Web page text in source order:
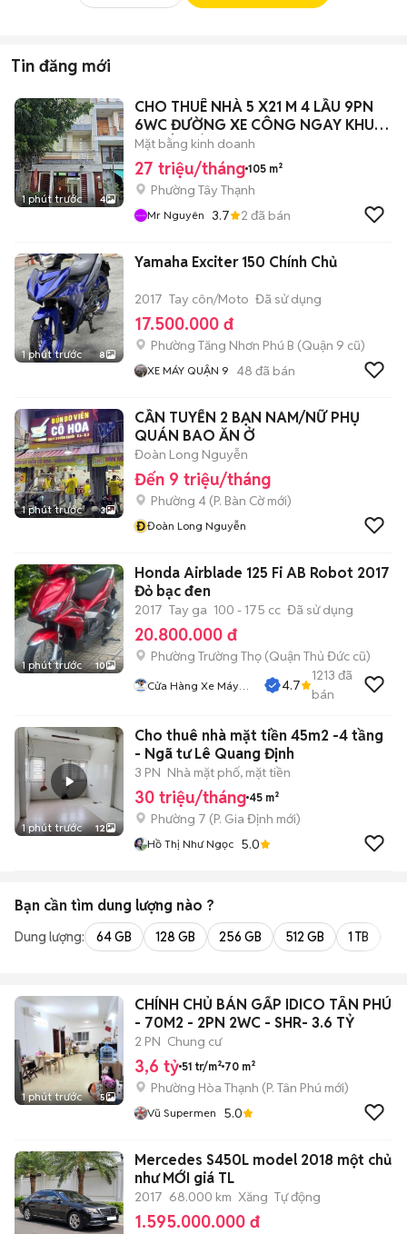
Tin đăng mới
1 phút trước 4
CHO THUÊ NHÀ 5 X21 M 4 LẦU 9PN
6WC ĐƯỜNG XE CÔNG NGAY KHU
CN TÂN BÌNH
Mặt bằng kinh doanh
27 triệu/tháng 105 m²
Phường Tây Thạnh
Mr Nguyên 3.7 2 đã bán
1 phút trước 8
Yamaha Exciter 150 Chính Chủ
2017 Tay côn/Moto Đã sử dụng
17.500.000 đ
Phường Tăng Nhơn Phú B (Quận 9 cũ)
XE MÁY QUẬN 9 48 đã bán
1 phút trước 3
CẦN TUYỂN 2 BẠN NAM/NỮ PHỤ
QUÁN BAO ĂN Ở
Đoàn Long Nguyễn
Đến 9 triệu/tháng
Phường 4 (P. Bàn Cờmới)
ĐĐoàn Long Nguyễn
1 phút trước 10
Honda Airblade 125 Fi AB Robot 2017
Đỏ bạc đen
2017 Tay ga 100 - 175 cc Đã sử dụng
20.800.000 đ
Phường Trường Thọ (Quận Thủ Đức cũ)
Cửa Hàng Xe Máy
4.7
1213 đã
bán
1 phút trước 12
Cho thuê nhà mặt tiền 45m2 -4 tầng
- Ngã tư Lê Quang Định
3 PN Nhà mặt phố, mặt tiền
30 triệu/tháng 45 m²
Phường 7 (P. Gia Định mới)
Hồ Thị Như Ngọc 5.0
Bạn cần tìm dung lượng nào ?
Dung lượng: 64 GB 128 GB 256 GB 512 GB 1 TB
1 phút trước 5
CHÍNH CHỦ BÁN GẤP IDICO TÂN PHÚ
- 70M2 - 2PN 2WC - SHR- 3.6 TỶ
2 PN Chung cư
3,6 tỷ 51 tr/m² 70 m²
Phường Hòa Thạnh (P. Tân Phú mới)
Vũ Supermen 5.0
Mercedes S450L model 2018 một chủ
như MỚI giá TL
2017 68.000 km Xăng Tự động
1.595.000.000 đ